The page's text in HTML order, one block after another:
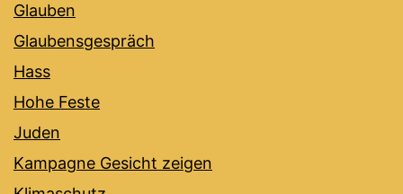
Glauben
Glaubensgespräch
Hass
Hohe Feste
Juden
Kampagne Gesicht zeigen